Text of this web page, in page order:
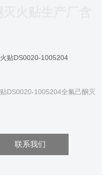
贴DS0020-1005204
DS0020-1005204全氟己酮灭
联系我们